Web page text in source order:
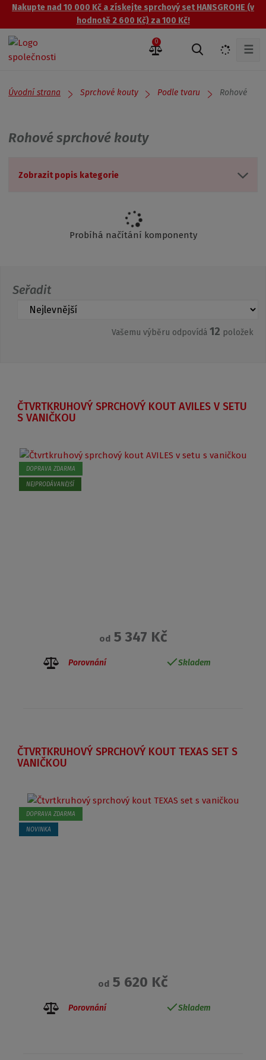
Nakupte nad 10 000 Kč a získejte sprchový set HANSGROHE (v
hodnotě 2 600 Kč) za 100 Kč!
0
☰
Úvodní strana Sprchové kouty Podle tvaru Rohové
Rohové sprchové kouty
Zobrazit popis kategorie
Probíhá načítání komponenty
Seřadit
Vašemu výběru odpovídá 12 položek
ČTVRTKRUHOVÝ SPRCHOVÝ KOUT AVILES V SETU
S VANIČKOU
DOPRAVA ZDARMA
NEJPRODÁVANĚJŠÍ
od5 347 Kč
Porovnání Skladem
ČTVRTKRUHOVÝ SPRCHOVÝ KOUT TEXAS SET S
VANIČKOU
DOPRAVA ZDARMA
NOVINKA
od 5 620 Kč
Porovnání Skladem